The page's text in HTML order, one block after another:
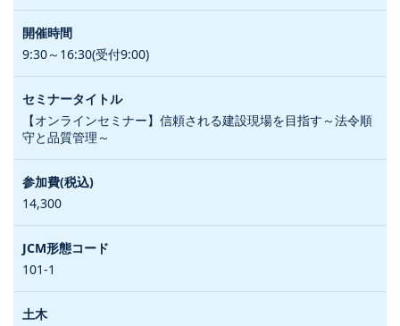
9:30～16:30(受付9:00)
【オンラインセミナー】信頼される建設現場を目指す～法令順
守と品質管理～
14,300
101-1